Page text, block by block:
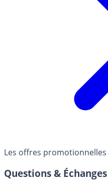
Les offres
Questions & Échanges